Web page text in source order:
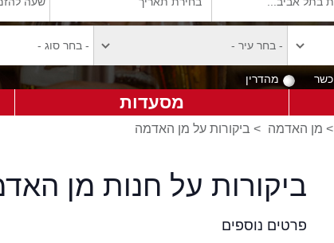
כשר מהדרין
מסעדות
> מן האדמה > ביקורות על מן האדמה
ביקורות על חנות מן
פרטים נוספים